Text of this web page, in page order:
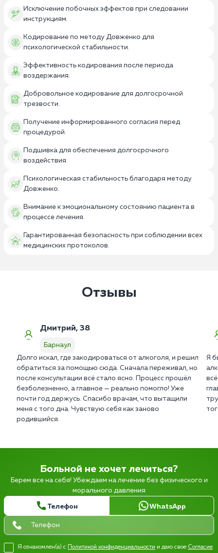
Исключение побочных эффектов при следовании
инструкциям.
Кодирование по методу Довженко для
психологической стабильности.
Эффективность кодирования после периода
воздержания.
Добровольное кодирование для долгосрочной
трезвости.
Получение информированного согласия перед
процедурой.
Подшивка для обеспечения долгосрочного
воздействия.
Психологическая стабильность благодаря методу
Довженко.
Внимание к эмоциональному состоянию пациента в
процессе лечения.
Гарантированная безопасность при соблюдении всех
медицинских протоколов.
Отзывы
Дмитрий, 38
Барнаул
Долго искал, где закодироваться от алкоголя, и решил
обратиться за помощью сюда. Сначала переживал, но
после консультации всё стало ясно. Процесс прошёл
безболезненно, а главное — реально помогло! Уже
почти год держусь. Спасибо врачам, что вытащили
меня с того дна. Чувствую себя как заново
родившийся.
Я
Больной не хочет лечиться?
Берем все на себя! Убеждаем на лечение без физического и
морального давления
Телефон WhatsApp
Я ознакомлен(а) с Политикой конфиденциальности и даю свое Согласие